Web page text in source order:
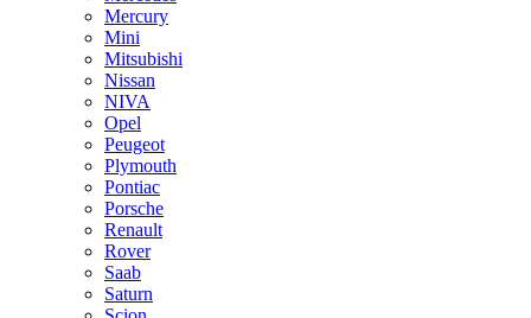
Mercury
Mini
Mitsubishi
Nissan
NIVA
Opel
Peugeot
Plymouth
Pontiac
Porsche
Renault
Rover
Saab
Saturn